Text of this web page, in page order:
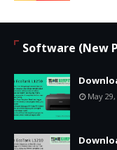
Software (New
May